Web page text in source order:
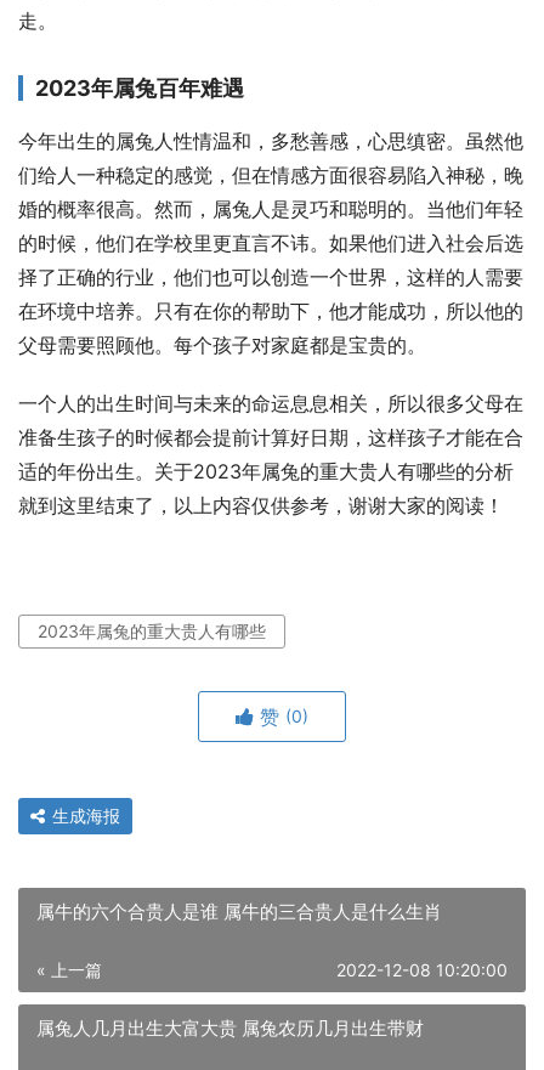
走。
2023年属兔百年难遇
今年出生的属兔人性情温和，多愁善感，心思缜密。虽然他
们给人一种稳定的感觉，但在情感方面很容易陷入神秘，晚
婚的概率很高。然而，属兔人是灵巧和聪明的。当他们年轻
的时候，他们在学校里更直言不讳。如果他们进入社会后选
择了正确的行业，他们也可以创造一个世界，这样的人需要
在环境中培养。只有在你的帮助下，他才能成功，所以他的
父母需要照顾他。每个孩子对家庭都是宝贵的。
一个人的出生时间与未来的命运息息相关，所以很多父母在
准备生孩子的时候都会提前计算好日期，这样孩子才能在合
适的年份出生。关于2023年属兔的重大贵人有哪些的分析
就到这里结束了，以上内容仅供参考，谢谢大家的阅读！
2023年属兔的重大贵人有哪些
赞 (0)
生成海报
属牛的六个合贵人是谁 属牛的三合贵人是什么生肖
« 上一篇 2022-12-08 10:20:00
属兔人几月出生大富大贵 属兔农历几月出生带财